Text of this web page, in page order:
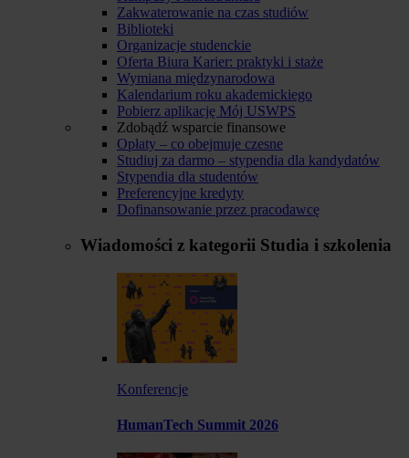
Zakwaterowanie na czas studiów
Biblioteki
Organizacje studenckie
Oferta Biura Karier: praktyki i staże
Wymiana międzynarodowa
Kalendarium roku akademickiego
Pobierz aplikację Mój USWPS
Zdobądź wsparcie finansowe
Opłaty – co obejmuje czesne
Studiuj za darmo – stypendia dla kandydatów
Stypendia dla studentów
Preferencyjne kredyty
Dofinansowanie przez pracodawcę
Wiadomości z kategorii Studia i szkolenia
Konferencje
HumanTech Summit 2026